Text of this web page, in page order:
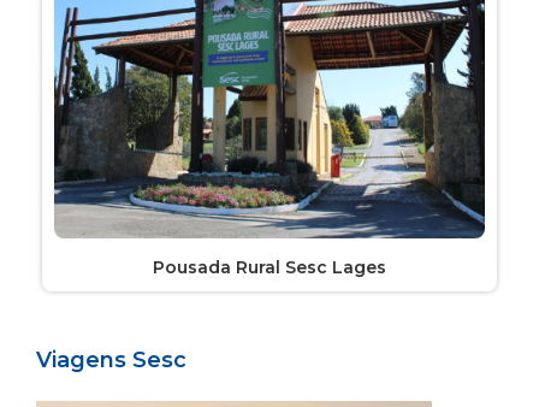
Pousada Rural Sesc Lages
Viagens Sesc